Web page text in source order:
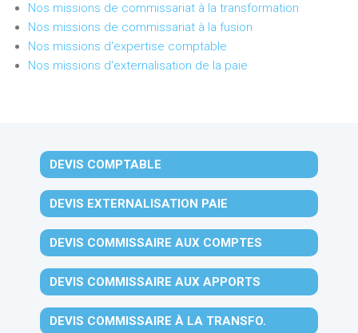
Nos missions de commissariat à la transformation
Nos missions de commissariat à la fusion
Nos missions d'expertise comptable
Nos missions d'externalisation de la paie
DEVIS COMPTABLE
DEVIS EXTERNALISATION PAIE
DEVIS COMMISSAIRE AUX COMPTES
DEVIS COMMISSAIRE AUX APPORTS
DEVIS COMMISSAIRE À LA TRANSFO.